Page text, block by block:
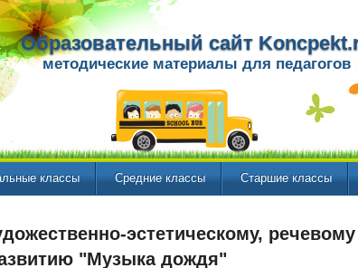
Образовательный сайт
методические материалы для педагогов
классы Средние классы Старшие классы
эстетическому,
"Музыка дождя"